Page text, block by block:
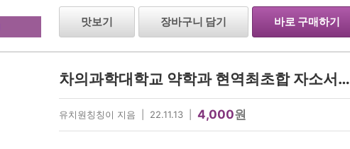
맛보기 장바구니 담기 바로 구매하기
차의과학대학교 약학과 현역최초합 자소서입니다.
유치원칭칭이 지음 | 22.11.13 | 4,000원